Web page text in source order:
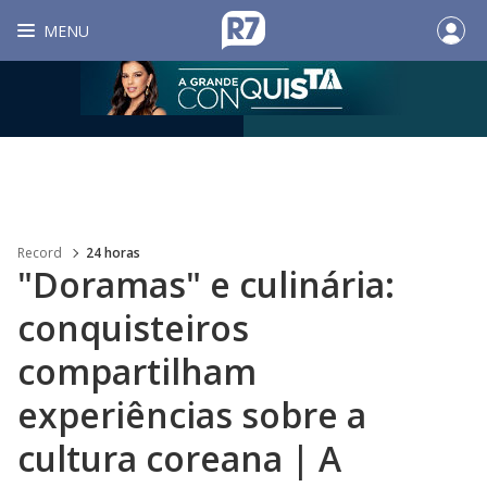
MENU
Record 24 horas
"Doramas" e culinária:
conquisteiros
compartilham
experiências sobre a
cultura coreana | A